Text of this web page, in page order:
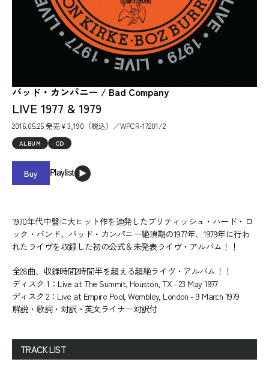
バッド・カンパニー / Bad Company
LIVE 1977 & 1979
2016.05.25 発売￥3,190（税込）／WPCR-17201/2
ALBUM CD
Buy Playlist
1970年代中盤に大ヒット作を連発したブリティッシュ・ハード・ロ
ック・バンド、バッド・カンパニー絶頂期の1977年、1979年に行わ
れたライヴを収録した初の公式＆未発表ライヴ・アルバム！！
全28曲、収録時間2時間半を超える超絶ライヴ・アルバム！！
ディスク 1：Live at The Summit, Houston, TX - 23 May 1977
ディスク 2：Live at Empire Pool, Wembley, London - 9 March 1979
解説・歌詞・対訳・英文ライナー対訳付
TRACK LIST